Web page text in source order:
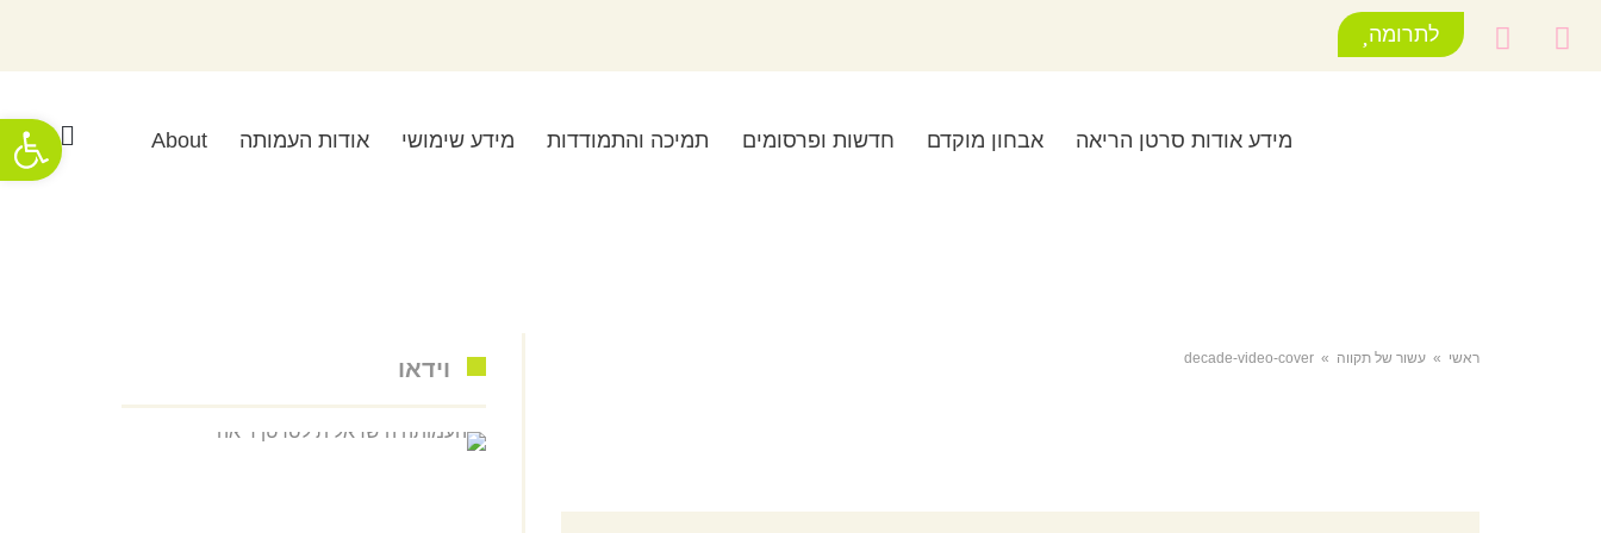
לתרומה
מידע אודות סרטן הריאה אבחון מוקדם חדשות ופרסומים תמיכה והתמודדות מידע שימושי אודות העמותה About
ראשי » עשור של תקווה »
decade-video-cover וידאו
פתח